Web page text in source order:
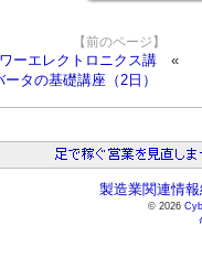
【前のページ】
ーエレクトロニクス講
タの基礎講座（2日）
製造業関連情
© 2026